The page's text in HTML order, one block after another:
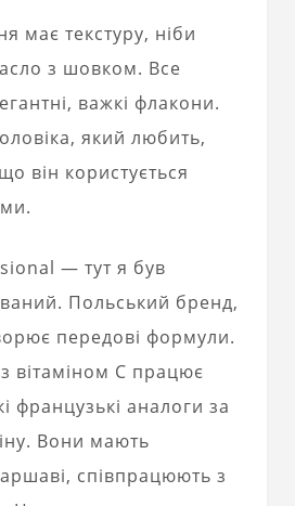
має текстуру, ніби
з шовком. Все
важкі флакони.
який любить,
він користується
— тут я був
Польський бренд,
передові формули.
вітаміном C працює
французькі аналоги за
Вони мають
співпрацюють з